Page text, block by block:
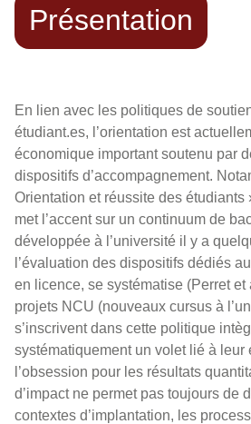
Présentation
En lien avec les politiques de
étudiant.es, l’orientation est
économique important soutenu par
dispositifs d’accompagnement.
Orientation et réussite des étudiants
met l’accent sur un continuum de
développée à l’université il y a
l’évaluation des dispositifs dédiés
en licence, se systématise (Perret et
projets NCU (nouveaux cursus à
s’inscrivent dans cette politique
systématiquement un volet lié à leur
l’obsession pour les résultats
d’impact ne permet pas toujours de
contextes d’implantation, les